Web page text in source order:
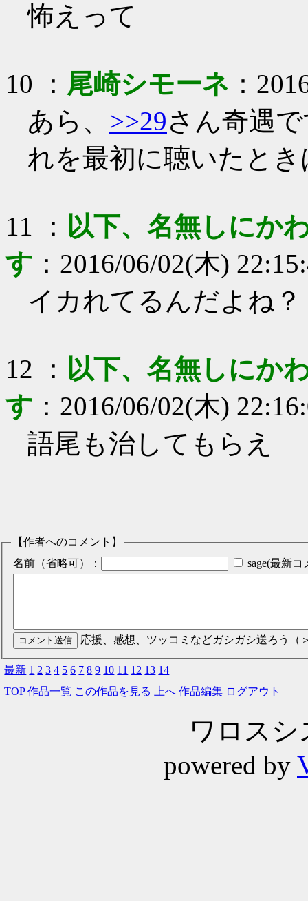
怖えって
10 ： 尾崎シモーネ ：
あら、 >>29さん奇遇
れを最初に聴いたと
11 ： 以下、名無しにか
す ： 2016/06/02(木)
イカれてるんだよね？
12 ： 以下、名無しにか
す ： 2016/06/02(木)
語尾も治してもらえ
【作者へのコメント】
名前（省略可）：
sage(最新
応援、感想、ツッコミなどガシガシ送ろう（
最新 1 2 3 4 5 6 7 8 9 10 11 12 13 14
TOP 作品一覧 この作品を見る 上へ 作品編集 ログアウト
ワロスシ
powered by